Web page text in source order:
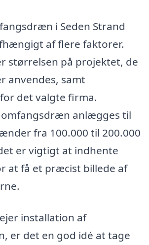
i Seden Strand
af flere faktorer.
størrelsen på projektet, de
anvendes, samt
det valgte firma.
omfangsdræn anlægges til
fra 100.000 til 200.000
er vigtigt at indhente
at få et præcist billede af
installation af
er det en god idé at tage